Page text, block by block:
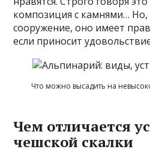
композиция с камнями… Но,
сооружение, оно имеет
если приносит
Что можно высадить на
Чем отличается
чешской скалки